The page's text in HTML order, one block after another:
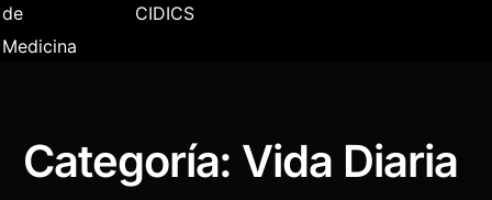
de
Medicina
CIDICS
Categoría: Vida Diaria